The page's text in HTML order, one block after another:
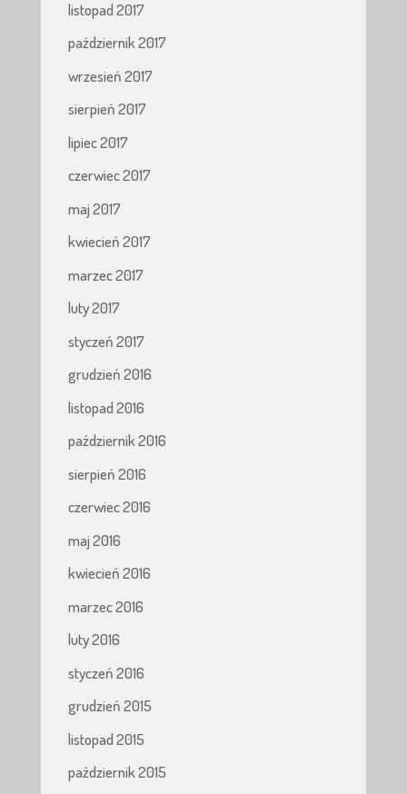
listopad 2017
październik 2017
wrzesień 2017
sierpień 2017
lipiec 2017
czerwiec 2017
maj 2017
kwiecień 2017
marzec 2017
luty 2017
styczeń 2017
grudzień 2016
listopad 2016
październik 2016
sierpień 2016
czerwiec 2016
maj 2016
kwiecień 2016
marzec 2016
luty 2016
styczeń 2016
grudzień 2015
listopad 2015
październik 2015